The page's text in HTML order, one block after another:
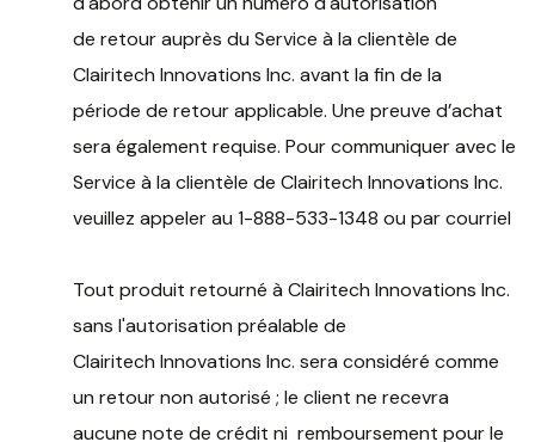
de retour auprès du Service à la clientèle de
Clairitech Innovations Inc. avant la fin de la
période de retour applicable. Une preuve d’achat
sera également requise. Pour communiquer avec le
Service à la clientèle de Clairitech Innovations Inc.
veuillez appeler au 1-888-533-1348 ou par courriel
Tout produit retourné à Clairitech Innovations Inc.
sans l'autorisation préalable de
Clairitech Innovations Inc. sera considéré comme
un retour non autorisé ; le client ne recevra
aucune note de crédit ni remboursement pour le